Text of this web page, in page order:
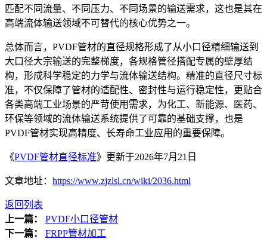
匹配不同流量、不同压力、不同场景的输送需求，这也是其在
高端流体输送领域不可替代的核心优势之一。
总体而言，PVDF管材的直径规格形成了从小口径精细输送到
大口径大宗输送的完整梯度，各规格管径搭配专属的壁厚结
构，形成科学稳定的力学与流体输送结构。精准的直径尺寸标
准，不仅保障了管材的适配性、密封性与运行稳定性，更贴合
各类高端工业场景的严苛使用需求，为化工、新能源、医药、
环保等领域的流体输送系统提供了可靠的基础支撑，也是
PVDF管材实现高精度、长寿命工业应用的重要保障。
《PVDF管材直径标准》更新于2026年7月21日
文章地址： https://www.zjzlsl.cn/wiki/2036.html
返回列表
上一篇：
PVDF小口径管材
下一篇：
FRPP管材加工